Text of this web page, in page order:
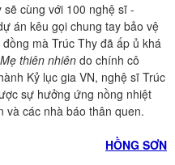
cùng với 100 nghệ sĩ -
án kêu gọi chung tay bảo vệ
mà Trúc Thy đã ấp ủ khá
Mẹ thiên nhiên do chính cô
Kỷ lục gia VN, nghệ sĩ Trúc
sự hưởng ứng nồng nhiệt
và các nhà báo thân quen.
HỒNG SƠN